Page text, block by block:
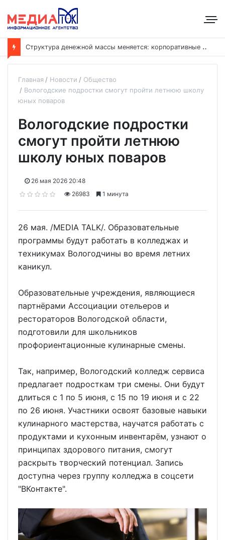
С
труктура денежной массы меняется: корпоративные депозиты обогнали вклады населения
Главная Новости
Общество
Вологодские подростки смогут пройти летнюю школу
юных поваров
Вологодские подростки
смогут пройти летнюю
школу юных поваров
26 мая 2026 20:48
26983
1 минута
26 мая. /MEDIA TALK/. Образовательные
программы будут работать в колледжах и
техникумах Вологодчины во время летних
каникул.
Образовательные учреждения, являющиеся
партнёрами Ассоциации отельеров и
рестораторов Вологодской области,
подготовили для школьников
профориентационные кулинарные смены.
Так, например, Вологодский колледж сервиса
предлагает подросткам три смены. Они будут
длиться с 1 по 5 июня, с 15 по 19 июня и с 22
по 26 июня. Участники освоят базовые навыки
кулинарного мастерства, научатся работать с
продуктами и кухонным инвентарём, узнают о
принципах здорового питания, смогут
раскрыть творческий потенциал. Запись
доступна через группу колледжа в соцсети
"ВКонтакте".